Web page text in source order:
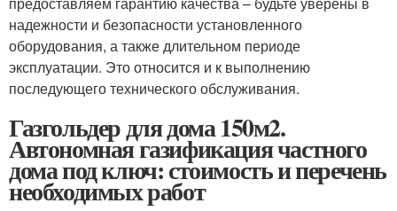
надежности и безопасности установленного
оборудования, а также длительном периоде
эксплуатации. Это относится и к выполнению
последующего технического обслуживания.
Газгольдер для дома 150м2.
Автономная газификация частного
дома под ключ: стоимость и перечень
необходимых работ